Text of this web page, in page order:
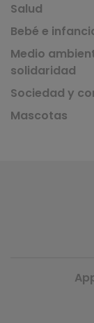
Salud
Bebé e
Medio
solidaridad
Sociedad y
Mascotas